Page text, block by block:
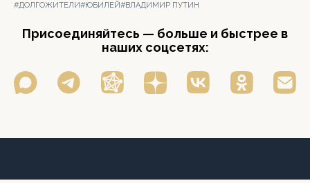
#ДОЛГОЖИТЕЛИ#ЮБИЛЕЙ#ВЛАДИМИР ПУТИН
Присоединяйтесь — больше и быстрее в
наших соцсетях: